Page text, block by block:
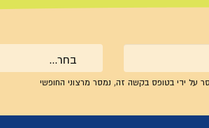
בחר...
על ידי בטופס בקשה זה, נמסר מרצוני החופשי